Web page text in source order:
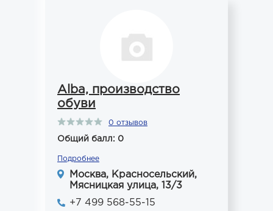
Alba, производство
обуви
0 отзывов
Общий балл: 0
Подробнее
Москва, Красносельский,
Мясницкая улица, 13/3
+7 499 568-55-15